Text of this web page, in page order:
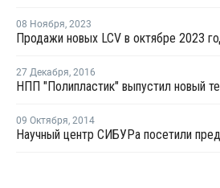
08 Ноября, 2023
27 Декабря, 2016
НПП "Полипластик" выпустил новый
09 Октября, 2014